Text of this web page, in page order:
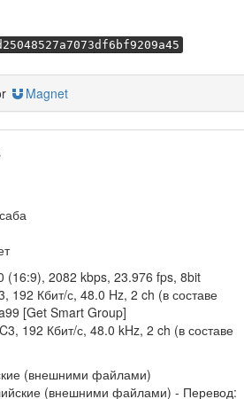
Magnet
(16:9), 2082 kbps, 23.976 fps, 8bit
192 Кбит/с, 48.0 Hz, 2 ch (в составе
[Get Smart Group]
192 Кбит/с, 48.0 kHz, 2 ch (в составе
(внешними файлами)
(внешними файлами) - Перевод: